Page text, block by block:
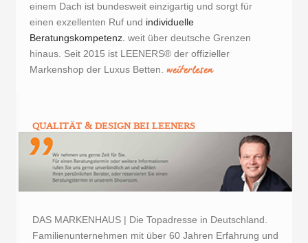
einem Dach ist bundesweit einzigartig und sorgt für
einen exzellenten Ruf und individuelle
Beratungskompetenz. weit über deutsche Grenzen
hinaus. Seit 2015 ist LEENERS® der offizieller
Markenshop der Luxus Betten.weiterlesen
QUALITÄT & DESIGN BEI LEENERS
DAS MARKENHAUS | Die Topadresse in Deutschland.
Familienunternehmen mit über 60 Jahren Erfahrung und